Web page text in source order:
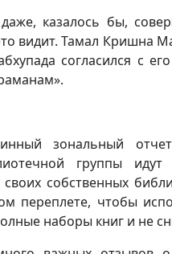
казалось бы,
видит. Тамал Кришна
согласился с
зональный
группы
собственных
переплете, чтобы
наборы книг и не